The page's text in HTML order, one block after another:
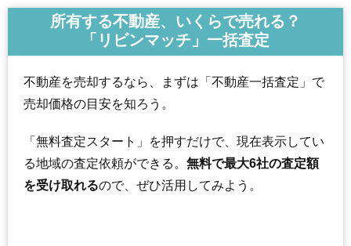
所有する不動産、いくらで売れる？
「リビンマッチ」一括査定
不動産を売却するなら、まずは「不動産一括査定」で
売却価格の目安を知ろう。
「無料査定スタート」を押すだけで、現在表示してい
る地域の査定依頼ができる。 無料で最大6社の査定額
を受け取れるので、ぜひ活用してみよう。